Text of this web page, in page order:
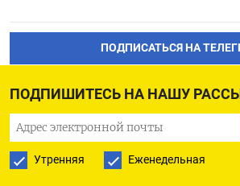
ПОДПИШИТЕСЬ НА НАШУ
Утренняя Еженедельная
ПОДПИСАТЬСЯ НА
ПОДПИСАТЬСЯ В